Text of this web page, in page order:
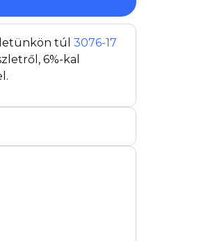
túl 3076-17
6%-kal